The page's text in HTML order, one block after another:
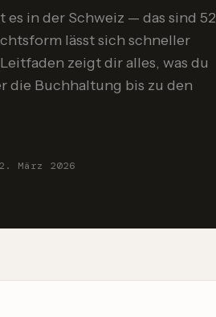
in der Schweiz — das sind 52
lässt sich schneller
zeigt dir alles, was du
die Buchhaltung bis zu den
2. März 2026